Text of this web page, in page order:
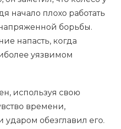
начало плохо работать
борьбы.
напасть, когда
уязвимом
используя свою
времени,
обезглавил его.